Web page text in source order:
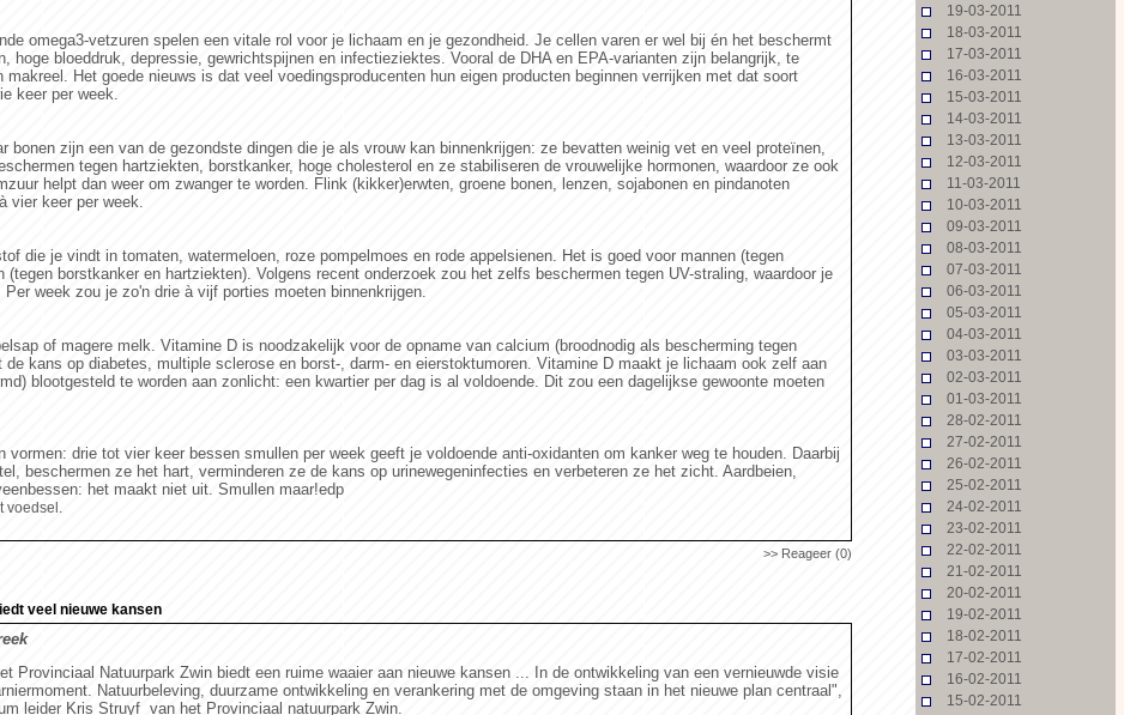
omega3-vetzuren spelen een vitale rol voor je lichaam en je gezondheid. Je cellen varen er wel bij én het beschermt
hoge bloeddruk, depressie, gewrichtspijnen en infectieziektes. Vooral de DHA en EPA-varianten zijn belangrijk, te
Het goede nieuws is dat veel voedingsproducenten hun eigen producten beginnen verrijken met dat soort
keer per week.
bonen zijn een van de gezondste dingen die je als vrouw kan binnenkrijgen: ze bevatten weinig vet en veel proteïnen,
tegen hartziekten, borstkanker, hoge cholesterol en ze stabiliseren de vrouwelijke hormonen, waardoor ze ook
helpt dan weer om zwanger te worden. Flink (kikker)erwten, groene bonen, lenzen, sojabonen en pindanoten
vier keer per week.
die je vindt in tomaten, watermeloen, roze pompelmoes en rode appelsienen. Het is goed voor mannen (tegen
(tegen borstkanker en hartziekten). Volgens recent onderzoek zou het zelfs beschermen tegen UV-straling, waardoor je
week zou je zo'n drie à vijf porties moeten binnenkrijgen.
of magere melk. Vitamine D is noodzakelijk voor de opname van calcium (broodnodig als bescherming tegen
de kans op diabetes, multiple sclerose en borst-, darm- en eierstoktumoren. Vitamine D maakt je lichaam ook zelf aan
blootgesteld te worden aan zonlicht: een kwartier per dag is al voldoende. Dit zou een dagelijkse gewoonte moeten
vormen: drie tot vier keer bessen smullen per week geeft je voldoende anti-oxidanten om kanker weg te houden. Daarbij
beschermen ze het hart, verminderen ze de kans op urinewegeninfecties en verbeteren ze het zicht. Aardbeien,
het maakt niet uit. Smullen maar!edp
voedsel.
>> Reageer (0)
veel nieuwe kansen
Provinciaal Natuurpark Zwin biedt een ruime waaier aan nieuwe kansen ... In de ontwikkeling van een vernieuwde visie
Natuurbeleving, duurzame ontwikkeling en verankering met de omgeving staan in het nieuwe plan centraal",
leider Kris Struyf van het Provinciaal natuurpark Zwin.
19-03-2011
18-03-2011
17-03-2011
16-03-2011
15-03-2011
14-03-2011
13-03-2011
12-03-2011
11-03-2011
10-03-2011
09-03-2011
08-03-2011
07-03-2011
06-03-2011
05-03-2011
04-03-2011
03-03-2011
02-03-2011
01-03-2011
28-02-2011
27-02-2011
26-02-2011
25-02-2011
24-02-2011
23-02-2011
22-02-2011
21-02-2011
20-02-2011
19-02-2011
18-02-2011
17-02-2011
16-02-2011
15-02-2011